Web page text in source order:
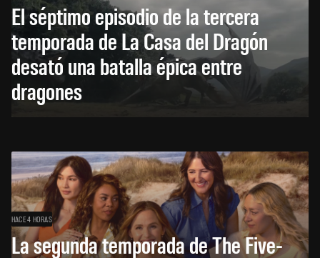
El séptimo episodio de la tercera
temporada de La Casa del Dragón
desató una batalla épica entre
dragones
HACE 4 HORAS
La segunda temporada de The Five-